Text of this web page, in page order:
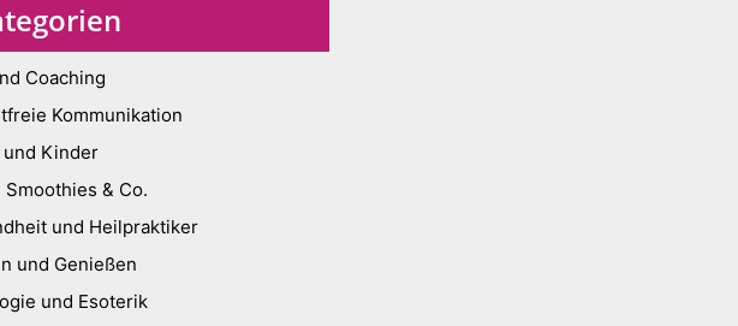
Coaching
Kommunikation
und Kinder
Smoothies & Co.
und Heilpraktiker
und Genießen
und Esoterik